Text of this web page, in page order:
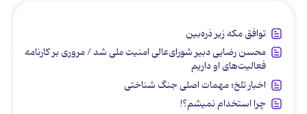
توافق مکه زیر ذره‌بین
محسن رضایی دبیر شورای‌عالی امنیت ملی شد / مروری بر کارنامه
فعالیت‌های او داریم
اخبار تلخ؛ مهمات اصلی جنگ شناختی
چرا استخدام نمیشم؟!